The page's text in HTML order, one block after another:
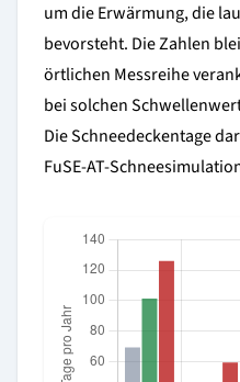
um die Erwärmung, die
bevorsteht. Die Zahlen
örtlichen Messreihe
bei solchen
Die Schneedeckentage
FuSE-AT-